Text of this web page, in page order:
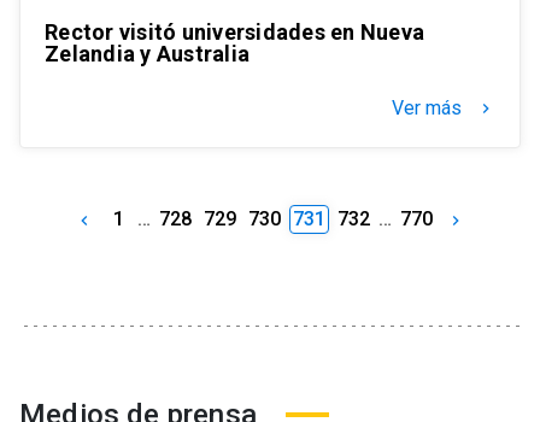
Rector visitó universidades en Nueva
Zelandia y Australia
Ver más keyboard_arrow_right
keyboard_arrow_left 1 … 728 729 730 731 732 … 770 keyboard_arrow_right
Medios de prensa